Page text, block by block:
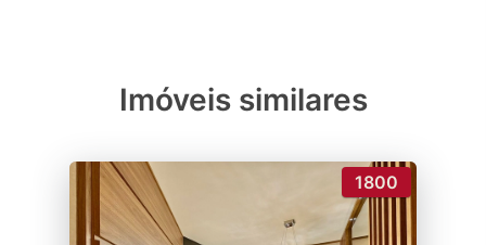
Imóveis similares
1800